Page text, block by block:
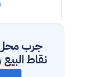
نقاط